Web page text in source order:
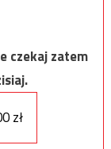
czekaj zatem
zł